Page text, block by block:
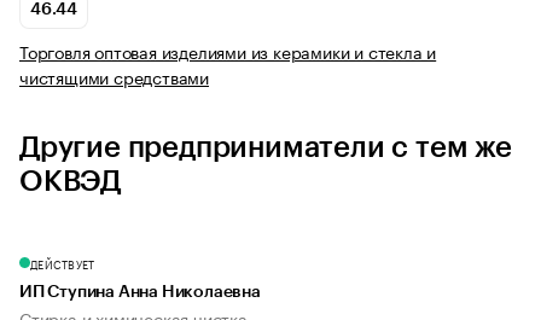
46.44
Торговля оптовая изделиями из керамики и стекла и
чистящими средствами
Другие предприниматели с тем же
ОКВЭД
ДЕЙСТВУЕТ
ИП Ступина Анна Николаевна